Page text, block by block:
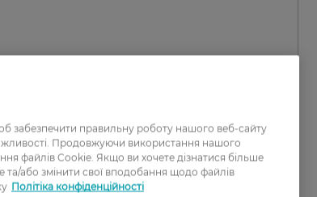
забезпечити правильну роботу нашого веб-сайту
Продовжуючи використання нашого
файлів Cookie. Якщо ви хочете дізнатися більше
або змінити свої вподобання щодо файлів
Політіка конфіденційності